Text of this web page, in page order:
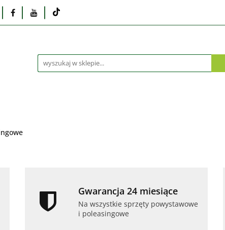
Dlaczego poleasingowy?
Monitory
Akcesoria Telefony i tablety Serwis
Gwarancja 24 miesiące
Na wszystkie sprzęty powystawowe
i poleasingowe